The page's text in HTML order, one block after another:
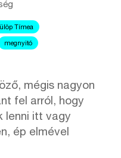
Tímea
megnyitó
mégis nagyon
fel arról, hogy
lenni itt vagy
ép elmével